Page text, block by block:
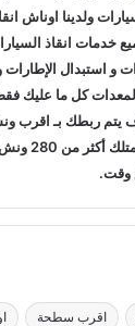
ولدينا اوناش
خدمات انقاذ
و استبدال الإطارات
كل ما عليك
يتم ربطك بـ اقرب
أكثر من 280 ونش
وقت.
اقرب سطحة